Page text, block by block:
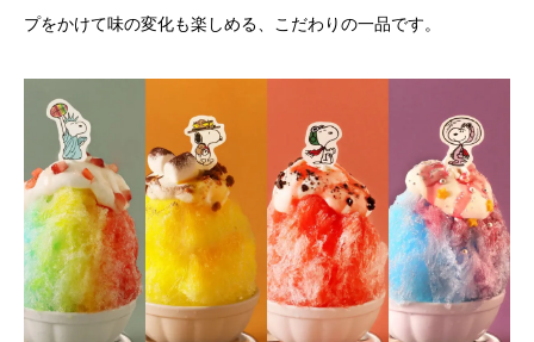
プをかけて味の変化も楽しめる、こだわりの一品です。